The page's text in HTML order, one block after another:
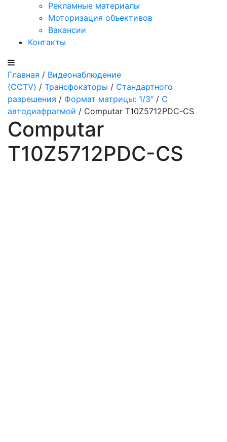
Рекламные материалы
Моторизация объективов
Вакансии
Контакты
Главная / Видеонаблюдение
(CCTV) / Трансфокаторы / Стандартного
разрешения / Формат матрицы: 1/3" / С
автодиафрагмой / Computar T10Z5712PDC-CS
Computar
T10Z5712PDC-CS